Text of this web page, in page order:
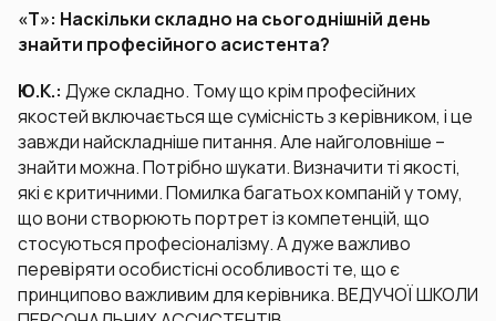
«Т»: Наскільки складно на сьогоднішній день
знайти професійного асистента?
Ю.К.: Дуже складно. Тому що крім професійних
якостей включається ще сумісність з керівником, і це
завжди найскладніше питання. Але найголовніше –
знайти можна. Потрібно шукати. Визначити ті якості,
які є критичними. Помилка багатьох компаній у тому,
що вони створюють портрет із компетенцій, що
стосуються професіоналізму. А дуже важливо
перевіряти особистісні особливості те, що є
принципово важливим для керівника. ВЕДУЧОЇ ШКОЛИ